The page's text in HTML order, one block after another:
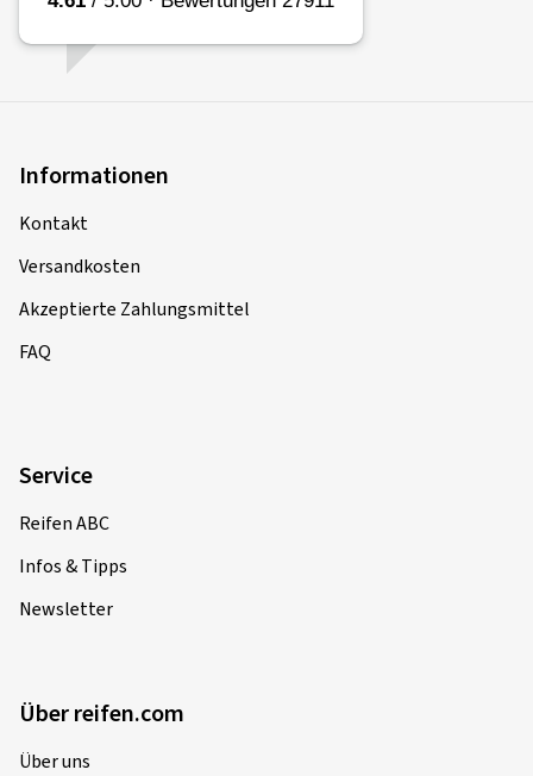
Informationen
Kontakt
Versandkosten
Akzeptierte Zahlungsmittel
FAQ
Service
Reifen ABC
Infos & Tipps
Newsletter
Über reifen.com
Über uns